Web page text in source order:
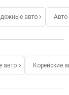
авто
авто Корейские